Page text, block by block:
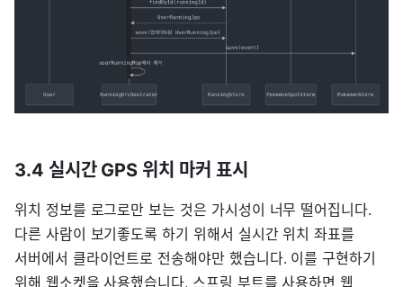
3.4 실시간 GPS 위치 마커 표시
위치 정보를 로그로만 보는 것은 가시성이 너무 떨어집니다.
다른 사람이 보기좋도록 하기 위해서 실시간 위치 좌표를
서버에서 클라이언트로 전송해야만 했습니다. 이를 구현하기
위해 웹소켓을 사용했습니다. 스프링 부트를 사용하면 웹